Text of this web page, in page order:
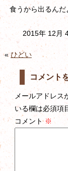
食うから出るんだ
2015年 12月
«ひどい
コメント
メールアドレス
いる欄は必須項
コメント ※